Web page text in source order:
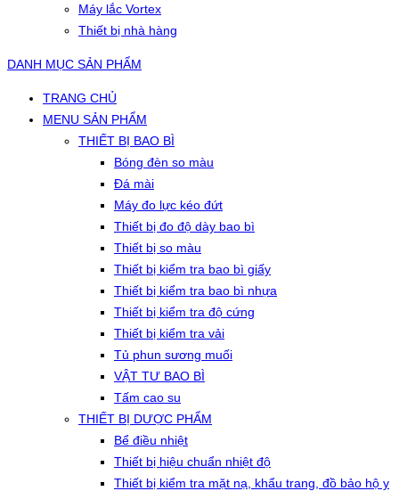
Máy lắc Vortex
Thiết bị nhà hàng
DANH MỤC SẢN PHẨM
TRANG CHỦ
MENU SẢN PHẨM
THIẾT BỊ BAO BÌ
Bóng đèn so màu
Đá mài
Máy đo lực kéo đứt
Thiết bị đo độ dày bao bì
Thiết bị so màu
Thiết bị kiểm tra bao bì giấy
Thiết bị kiểm tra bao bì nhựa
Thiết bị kiểm tra độ cứng
Thiết bị kiểm tra vải
Tủ phun sương muối
VẬT TƯ BAO BÌ
Tấm cao su
THIẾT BỊ DƯỢC PHẨM
Bể điều nhiệt
Thiết bị hiệu chuẩn nhiệt độ
Thiết bị kiểm tra mặt nạ, khẩu trang, đồ bảo hộ y